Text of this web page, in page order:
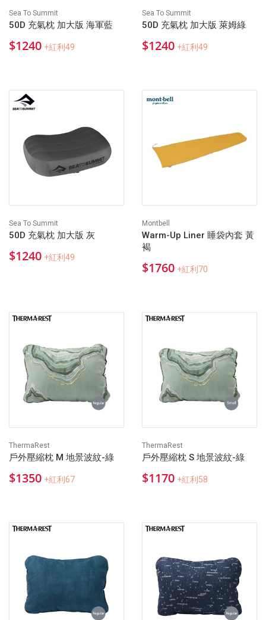
Sea To Summit
50D 充氣枕 加大版 海軍藍
$1240 +紅利49
Sea To Summit
50D 充氣枕 加大版 萊姆綠
$1240 +紅利49
Sea To Summit
50D 充氣枕 加大版 灰
$1240 +紅利49
Montbell
Warm-Up Liner 睡袋內套 黃
褐
$1760 +紅利70
ThermaRest
戶外壓縮枕 M 地景波紋-綠
$1350 +紅利67
ThermaRest
戶外壓縮枕 S 地景波紋-綠
$1170 +紅利58